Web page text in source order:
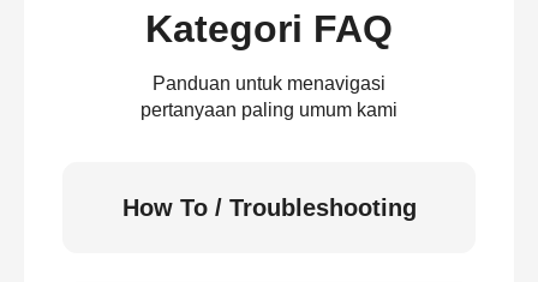
Kategori FAQ
Panduan untuk menavigasi
pertanyaan paling umum kami
How To / Troubleshooting